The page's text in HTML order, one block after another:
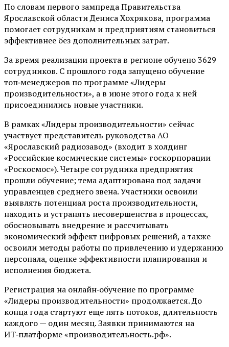
По словам первого зампреда Правительства
Ярославской области Дениса Хохрякова, программа
помогает сотрудникам и предприятиям становиться
эффективнее без дополнительных затрат.
За время реализации проекта в регионе обучено 3629
сотрудников. С прошлого года запущено обучение
топ‑менеджеров по программе «Лидеры
производительности», а в июне этого года к ней
присоединились новые участники.
В рамках «Лидеры производительности» сейчас
участвует представитель руководства АО
«Ярославский радиозавод» (входит в холдинг
«Российские космические системы» госкорпорации
«Роскосмос»). Четыре сотрудника предприятия
прошли обучение; тема адаптирована под задачи
управленцев среднего звена. Участники освоили
выявлять потенциал роста производительности,
находить и устранять несовершенства в процессах,
обосновывать внедрение и рассчитывать
экономический эффект цифровых решений, а также
освоили методы работы по привлечению и удержанию
персонала, оценке эффективности планирования и
исполнения бюджета.
Регистрация на онлайн‑обучение по программе
«Лидеры производительности» продолжается. До
конца года стартуют еще пять потоков, длительность
каждого — один месяц. Заявки принимаются на
ИТ‑платформе «производительность.рф».